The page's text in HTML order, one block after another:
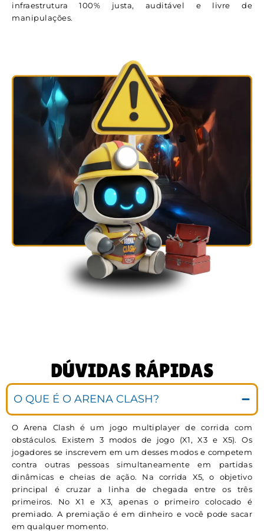
infraestrutura 100% justa, auditável e livre de
manipulações.
DÚVIDAS RÁPIDAS
O QUE É O ARENA CLASH?
O Arena Clash é um jogo multiplayer de corrida com
obstáculos. Existem 3 modos de jogo (X1, X3 e X5). Os
jogadores se inscrevem em um desses modos e competem
contra outras pessoas simultaneamente em partidas
dinâmicas e cheias de ação. Na corrida X5, o objetivo
principal é cruzar a linha de chegada entre os três
primeiros. No X1 e X3, apenas o primeiro colocado é
premiado. A premiação é em dinheiro e você pode sacar
em qualquer momento.